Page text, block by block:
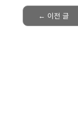
← 이전 글